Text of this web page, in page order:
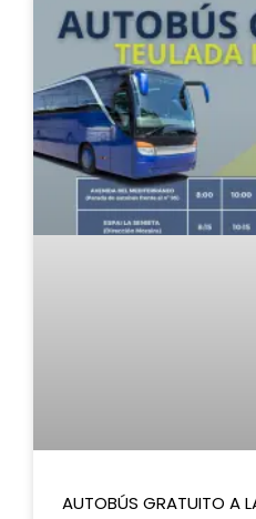
AUTOBÚS GRATUITO A